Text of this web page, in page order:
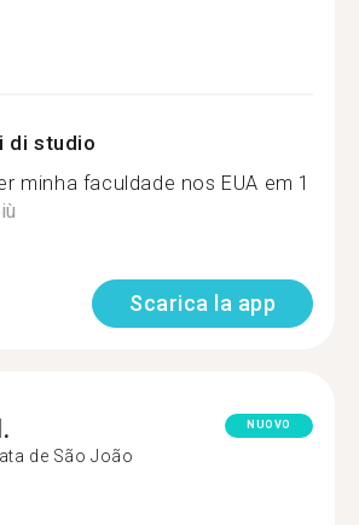
di studio
minha faculdade nos EUA em 1
Scarica la app
de São João
NUOVO